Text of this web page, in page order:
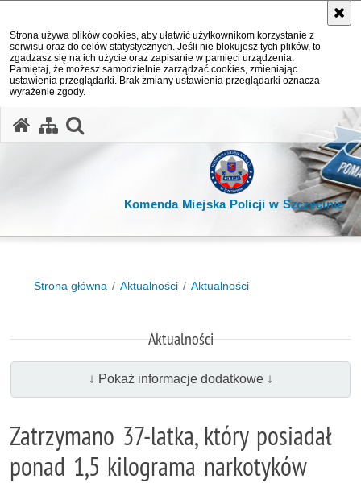
Strona używa plików cookies, aby ułatwić użytkownikom korzystanie z
serwisu oraz do celów statystycznych. Jeśli nie blokujesz tych plików, to
zgadzasz się na ich użycie oraz zapisanie w pamięci urządzenia.
Pamiętaj, że możesz samodzielnie zarządzać cookies, zmieniając
ustawienia przeglądarki. Brak zmiany ustawienia przeglądarki oznacza
wyrażenie zgody.
Komenda Miejska Policji w Szczecinie
Strona główna Aktualności Aktualności
Aktualności
↓ Pokaż informacje dodatkowe ↓
Zatrzymano 37-latka, który posiadał
ponad 1,5 kilograma narkotyków